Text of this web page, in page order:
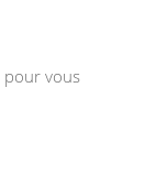
pour vous